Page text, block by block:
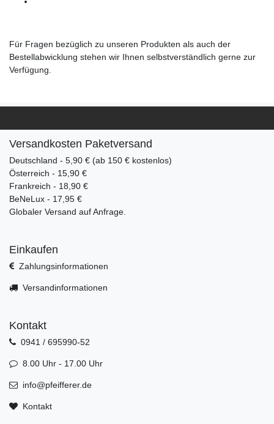
Für Fragen bezüglich zu unseren Produkten als auch der
Bestellabwicklung stehen wir Ihnen selbstverständlich gerne zur
Verfügung.
Versandkosten Paketversand
Deutschland - 5,90 € (ab 150 € kostenlos)
Österreich - 15,90 €
Frankreich - 18,90 €
BeNeLux - 17,95 €
Globaler Versand auf Anfrage.
Einkaufen
Zahlungsinformationen
Versandinformationen
Kontakt
0941 / 695990-52
8.00 Uhr - 17.00 Uhr
info@pfeifferer.de
Kontakt